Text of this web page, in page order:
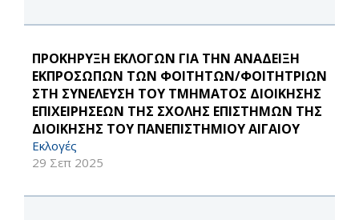
ΠΡΟΚΉΡΥΞΗ ΕΚΛΟΓΏΝ ΓΙΑ ΤΗΝ ΑΝΆΔΕΙΞΗ
ΕΚΠΡΟΣΏΠΩΝ ΤΩΝ ΦΟΙΤΗΤΏΝ/ΦΟΙΤΗΤΡΙΏΝ
ΣΤΗ ΣΥΝΈΛΕΥΣΗ ΤΟΥ ΤΜΉΜΑΤΟΣ ΔΙΟΊΚΗΣΗΣ
ΕΠΙΧΕΙΡΉΣΕΩΝ ΤΗΣ ΣΧΟΛΉΣ ΕΠΙΣΤΗΜΏΝ ΤΗΣ
ΔΙΟΊΚΗΣΗΣ ΤΟΥ ΠΑΝΕΠΙΣΤΗΜΊΟΥ ΑΙΓΑΊΟΥ
Εκλογές
29 Σεπ 2025